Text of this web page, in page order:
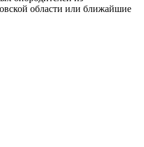
области или ближайшие